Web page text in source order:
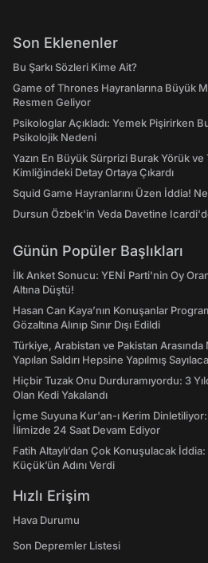
Son Eklenenler
Bu Şarkı Sözleri Kime Ait?
Game of Thrones Hayranlarına Büyük
Resmen Geliyor
Psikologlar Açıkladı: Yemek Pişirirken
Psikolojik Nedeni
Yazın En Büyük Sürprizi Burak Yörük ve
Kimliğindeki Detay Ortaya Çıkardı
Squid Game Hayranlarını Üzen İddia!
Dursun Özbek'in Veda Davetine
Günün Popüler Başlıkları
İlk Anket Sonucu: YENİ Parti'nin Oy
Altına Düştü!
Hasan Can Kaya’nın Konuşanlar
Gözaltına Alınıp Sınır Dışı Edildi
Türkiye, Arabistan ve Pakistan
Yapılan Saldırı Hepsine Yapılmış
Hiçbir Tuzak Onu Durduramıyordu: 3
Olan Kedi Yakalandı
İçme Suyuna Kur'an-ı Kerim Dinletiliyor:
İlimizde 24 Saat Devam Ediyor
Fatih Altaylı’dan Çok Konuşulacak
Küçük’ün Adını Verdi
Hızlı Erişim
Hava Durumu
Son Depremler Listesi